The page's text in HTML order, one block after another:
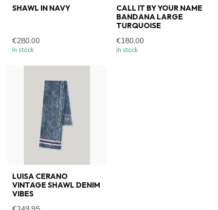
SHAWL IN NAVY
€280,00
In stock
CALL IT BY YOUR NAME
BANDANA LARGE
TURQUOISE
€180,00
In stock
LUISA CERANO
VINTAGE SHAWL DENIM
VIBES